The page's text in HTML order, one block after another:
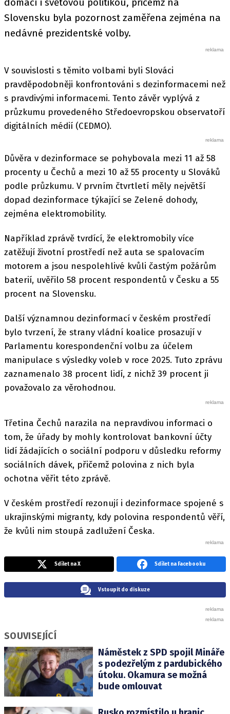
Slovensku byla pozornost zaměřena zejména na
nedávné prezidentské volby.
V souvislosti s těmito volbami byli Slováci
pravděpodobněji konfrontováni s dezinformacemi než
s pravdivými informacemi. Tento závěr vyplývá z
průzkumu provedeného Středoevropskou observatoří
digitálních médií (CEDMO).
Důvěra v dezinformace se pohybovala mezi 11 až 58
procenty u Čechů a mezi 10 až 55 procenty u Slováků
podle průzkumu. V prvním čtvrtletí měly největší
dopad dezinformace týkající se Zelené dohody,
zejména elektromobility.
Například zprávě tvrdící, že elektromobily více
zatěžují životní prostředí než auta se spalovacím
motorem a jsou nespolehlivé kvůli častým požárům
baterií, uvěřilo 58 procent respondentů v Česku a 55
procent na Slovensku.
Další významnou dezinformací v českém prostředí
bylo tvrzení, že strany vládní koalice prosazují v
Parlamentu korespondenční volbu za účelem
manipulace s výsledky voleb v roce 2025. Tuto zprávu
zaznamenalo 38 procent lidí, z nichž 39 procent ji
považovalo za věrohodnou.
Třetina Čechů narazila na nepravdivou informaci o
tom, že úřady by mohly kontrolovat bankovní účty
lidí žádajících o sociální podporu v důsledku reformy
sociálních dávek, přičemž polovina z nich byla
ochotna věřit této zprávě.
V českém prostředí rezonují i dezinformace spojené s
ukrajinskými migranty, kdy polovina respondentů věří,
že kvůli nim stoupá zadlužení Česka.
Sdílet na X Sdílet na Facebooku
Vstoupit do diskuze
SOUVISEJÍCÍ
Náměstek z SPD spojil Mináře
s podezřelým z pardubického
útoku. Okamura se možná
bude omlouvat